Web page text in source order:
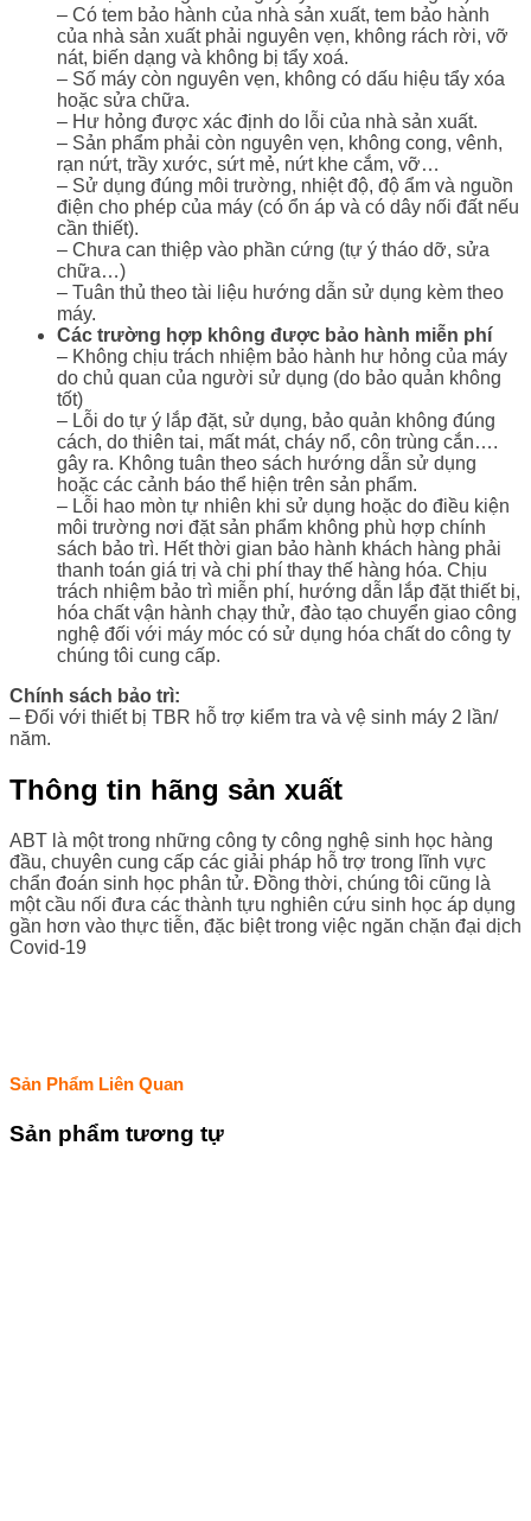
– Có tem bảo hành của nhà sản xuất, tem bảo hành
của nhà sản xuất phải nguyên vẹn, không rách rời, vỡ
nát, biến dạng và không bị tẩy xoá.
– Số máy còn nguyên vẹn, không có dấu hiệu tẩy xóa
hoặc sửa chữa.
– Hư hỏng được xác định do lỗi của nhà sản xuất.
– Sản phẩm phải còn nguyên vẹn, không cong, vênh,
rạn nứt, trầy xước, sứt mẻ, nứt khe cắm, vỡ…
– Sử dụng đúng môi trường, nhiệt độ, độ ẩm và nguồn
điện cho phép của máy (có ổn áp và có dây nối đất nếu
cần thiết).
– Chưa can thiệp vào phần cứng (tự ý tháo dỡ, sửa
chữa…)
– Tuân thủ theo tài liệu hướng dẫn sử dụng kèm theo
máy.
Các trường hợp không được bảo hành miễn phí
– Không chịu trách nhiệm bảo hành hư hỏng của máy
do chủ quan của người sử dụng (do bảo quản không
tốt)
– Lỗi do tự ý lắp đặt, sử dụng, bảo quản không đúng
cách, do thiên tai, mất mát, cháy nổ, côn trùng cắn….
gây ra. Không tuân theo sách hướng dẫn sử dụng
hoặc các cảnh báo thể hiện trên sản phẩm.
– Lỗi hao mòn tự nhiên khi sử dụng hoặc do điều kiện
môi trường nơi đặt sản phẩm không phù hợp chính
sách bảo trì. Hết thời gian bảo hành khách hàng phải
thanh toán giá trị và chi phí thay thế hàng hóa. Chịu
trách nhiệm bảo trì miễn phí, hướng dẫn lắp đặt thiết bị,
hóa chất vận hành chạy thử, đào tạo chuyển giao công
nghệ đối với máy móc có sử dụng hóa chất do công ty
chúng tôi cung cấp.
Chính sách bảo trì:
– Đối với thiết bị TBR hỗ trợ kiểm tra và vệ sinh máy 2 lần/
năm.
Thông tin hãng sản xuất
ABT là một trong những công ty công nghệ sinh học hàng
đầu, chuyên cung cấp các giải pháp hỗ trợ trong lĩnh vực
chẩn đoán sinh học phân tử. Đồng thời, chúng tôi cũng là
một cầu nối đưa các thành tựu nghiên cứu sinh học áp dụng
gần hơn vào thực tiễn, đặc biệt trong việc ngăn chặn đại dịch
Covid-19
Sản Phẩm Liên Quan
Sản phẩm tương tự